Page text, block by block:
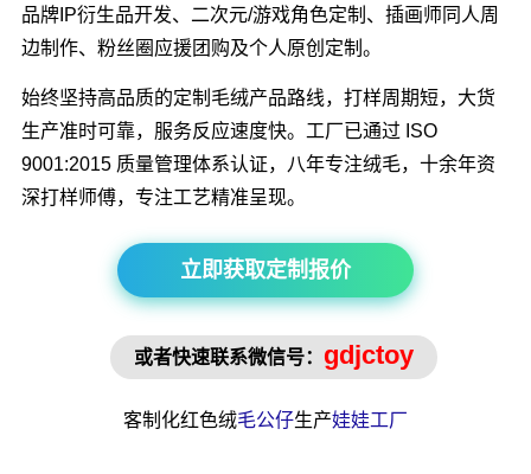
品牌IP衍生品开发、二次元/游戏角色定制、插画师同人周
边制作、粉丝圈应援团购及个人原创定制。
始终坚持高品质的定制毛绒产品路线，打样周期短，大货
生产准时可靠，服务反应速度快。工厂已通过 ISO
9001:2015 质量管理体系认证，八年专注绒毛，十余年资
深打样师傅，专注工艺精准呈现。
立即获取定制报价
或者快速联系微信号： gdjctoy
客制化红色绒毛公仔生产娃娃工厂